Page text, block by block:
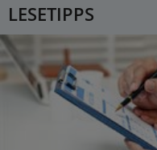
LESETIPPS